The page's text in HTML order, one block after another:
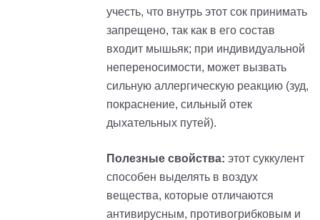
учесть, что внутрь этот сок принимать
запрещено, так как в его состав
входит мышьяк; при индивидуальной
непереносимости, может вызвать
сильную аллергическую реакцию (зуд,
покраснение, сильный отек
дыхательных путей).
Полезные свойства: этот суккулент
способен выделять в воздух
вещества, которые отличаются
антивирусным, противогрибковым и